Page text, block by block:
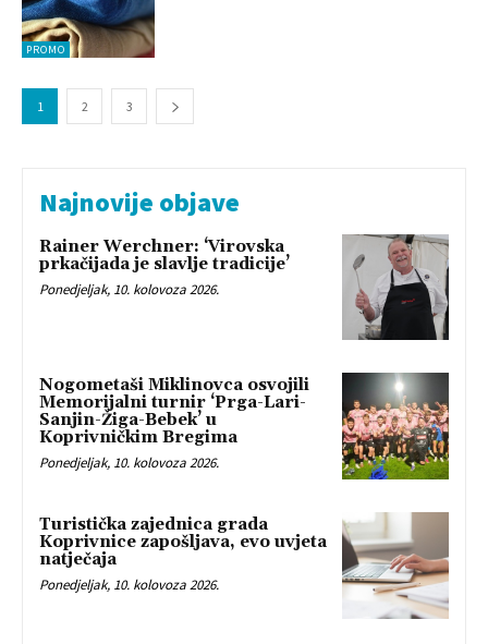
PROMO
1 2 3
Najnovije objave
Rainer Werchner: ‘Virovska
prkačijada je slavlje tradicije’
Ponedjeljak, 10. kolovoza 2026.
Nogometaši Miklinovca osvojili
Memorijalni turnir ‘Prga-Lari-
Sanjin-Žiga-Bebek’ u
Koprivničkim Bregima
Ponedjeljak, 10. kolovoza 2026.
Turistička zajednica grada
Koprivnice zapošljava, evo uvjeta
natječaja
Ponedjeljak, 10. kolovoza 2026.